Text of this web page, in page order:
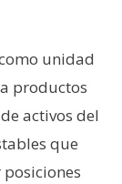
unidad
productos
activos del
que